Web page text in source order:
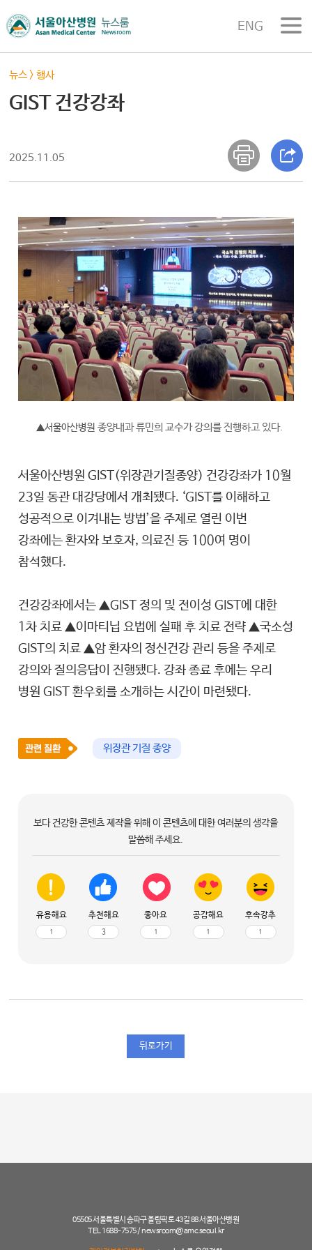
ENG
뉴스 >행사
GIST 건강강좌
2025.11.05
▲서울아산병원 종양내과 류민희 교수가 강의를 진행하고 있다.
서울아산병원 GIST(위장관기질종양) 건강강좌가 10월
23일 동관 대강당에서 개최됐다. ‘GIST를 이해하고
성공적으로 이겨내는 방법’을 주제로 열린 이번
강좌에는 환자와 보호자, 의료진 등 100여 명이
참석했다.
건강강좌에서는 ▲GIST 정의 및 전이성 GIST에 대한
1차 치료 ▲이마티닙 요법에 실패 후 치료 전략 ▲국소성
GIST의 치료 ▲암 환자의 정신건강 관리 등을 주제로
강의와 질의응답이 진행됐다. 강좌 종료 후에는 우리
병원 GIST 환우회를 소개하는 시간이 마련됐다.
위장관 기질 종양
보다 건강한 콘텐츠 제작을 위해 이 콘텐츠에 대한 여러분의 생각을
말씀해 주세요.
유용해요
1
추천해요
3
좋아요
1
공감해요
1
후속강추
1
뒤로가기
05505 서울특별시 송파구 올림픽로 43길 88 서울아산병원
TEL 1688-7575 /newsroom@amc.seoul.kr